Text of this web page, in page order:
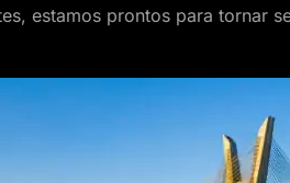
estamos prontos para tornar